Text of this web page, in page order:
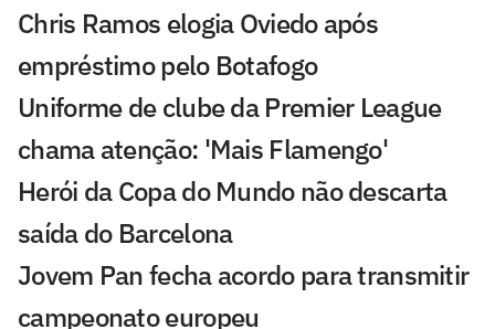
Chris Ramos elogia Oviedo após
empréstimo pelo Botafogo
Uniforme de clube da Premier League
chama atenção: 'Mais Flamengo'
Herói da Copa do Mundo não descarta
saída do Barcelona
Jovem Pan fecha acordo para transmitir
campeonato europeu